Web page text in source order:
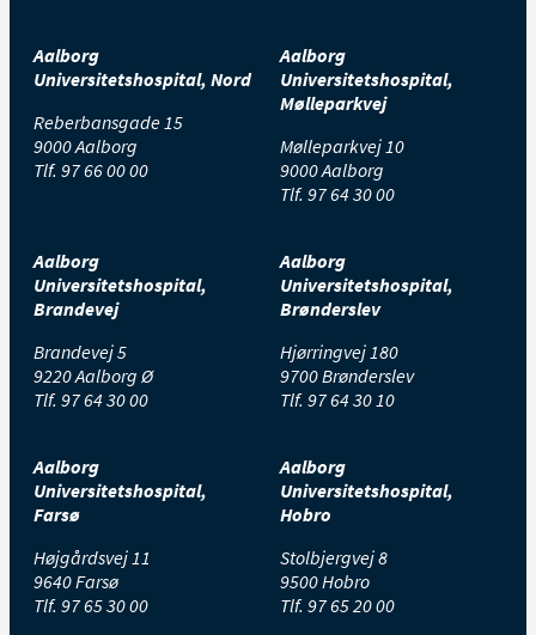
Aalborg
Universitetshospital, Nord
Reberbansgade 15
9000 Aalborg
Tlf. 97 66 00 00
Aalborg
Universitetshospital,
Mølleparkvej
Mølleparkvej 10
9000 Aalborg
Tlf. 97 64 30 00
Aalborg
Universitetshospital,
Brandevej
Brandevej 5
9220 Aalborg Ø
Tlf. 97 64 30 00
Aalborg
Universitetshospital,
Brønderslev
Hjørringvej 180
9700 Brønderslev
Tlf. 97 64 30 10
Aalborg
Universitetshospital,
Farsø
Højgårdsvej 11
9640 Farsø
Tlf. 97 65 30 00
Aalborg
Universitetshospital,
Hobro
Stolbjergvej 8
9500 Hobro
Tlf. 97 65 20 00